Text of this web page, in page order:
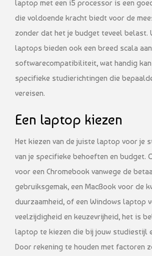
laptop met een i5 processor is een
die voldoende kracht biedt voor de
zonder dat het je budget teveel belast.
laptops bieden ook een breed scala aan
softwarecompatibiliteit, wat handig
specifieke studierichtingen die
vereisen.
Een laptop kiezen
Het kiezen van de juiste laptop voor je
van je specifieke behoeften en budget.
voor een Chromebook vanwege de
gebruiksgemak, een MacBook voor de
duurzaamheid, of een Windows laptop
veelzijdigheid en keuzevrijheid, het is
laptop te kiezen die bij jouw studiestijl
Door rekening te houden met factoren